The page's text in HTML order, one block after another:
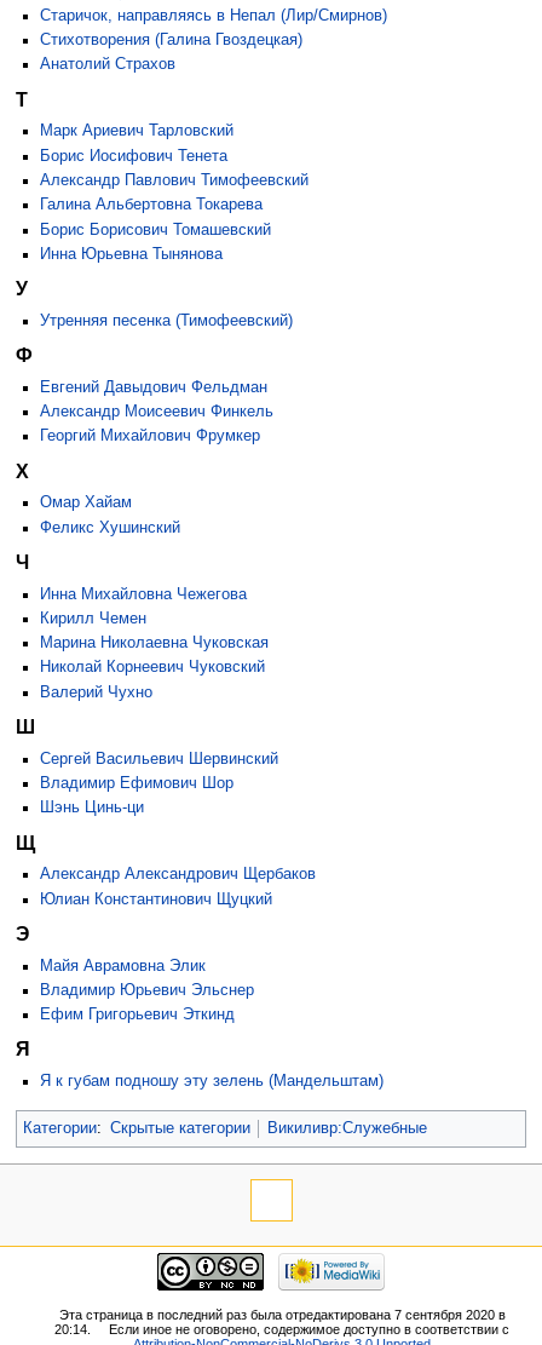
Старичок, направляясь в Непал (Лир/Смирнов)
Стихотворения (Галина Гвоздецкая)
Анатолий Страхов
Т
Марк Ариевич Тарловский
Борис Иосифович Тенета
Александр Павлович Тимофеевский
Галина Альбертовна Токарева
Борис Борисович Томашевский
Инна Юрьевна Тынянова
У
Утренняя песенка (Тимофеевский)
Ф
Евгений Давыдович Фельдман
Александр Моисеевич Финкель
Георгий Михайлович Фрумкер
Х
Омар Хайам
Феликс Хушинский
Ч
Инна Михайловна Чежегова
Кирилл Чемен
Марина Николаевна Чуковская
Николай Корнеевич Чуковский
Валерий Чухно
Ш
Сергей Васильевич Шервинский
Владимир Ефимович Шор
Шэнь Цинь-ци
Щ
Александр Александрович Щербаков
Юлиан Константинович Щуцкий
Э
Майя Аврамовна Элик
Владимир Юрьевич Эльснер
Ефим Григорьевич Эткинд
Я
Я к губам подношу эту зелень (Мандельштам)
Категории: Скрытые категории Викиливр:Служебные
Эта страница в последний раз была отредактирована 7 сентября 2020 в
20:14.
Если иное не оговорено, содержимое доступно в соответствии с